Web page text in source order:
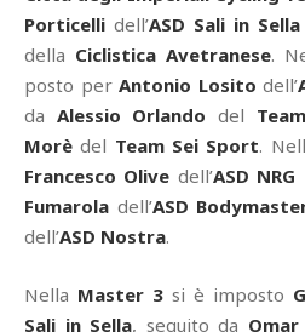
Porticelli dell’ASD Sali in Sella
della Ciclistica Avetranese.
posto per Antonio Losito dell’
da Alessio Orlando del
Morè del Team Sei Sport.
Francesco Olive dell’ASD NRG
Fumarola dell’ASD
dell’ASD Nostra.
Nella Master 3 si è imposto
Sali in Sella, seguito da